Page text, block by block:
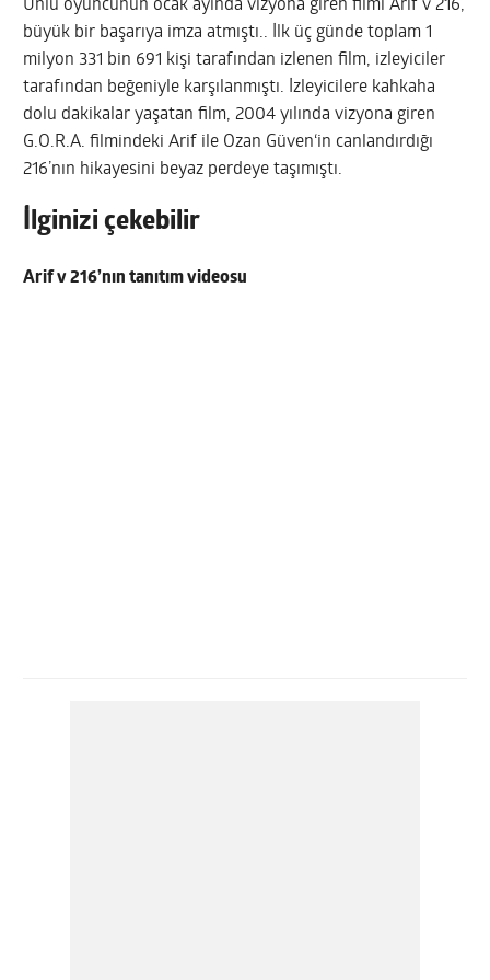
Ünlü oyuncunun ocak ayında vizyona giren filmi Arif v 216,
büyük bir başarıya imza atmıştı.. İlk üç günde toplam 1
milyon 331 bin 691 kişi tarafından izlenen film, izleyiciler
tarafından beğeniyle karşılanmıştı. İzleyicilere kahkaha
dolu dakikalar yaşatan film, 2004 yılında vizyona giren
G.O.R.A. filmindeki Arif ile Ozan Güven‘in canlandırdığı
216’nın hikayesini beyaz perdeye taşımıştı.
İlginizi çekebilir
Arif v 216’nın tanıtım videosu